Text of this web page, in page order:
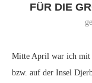
FÜR DIE
Mitte April war ich mit
bzw. auf der Insel